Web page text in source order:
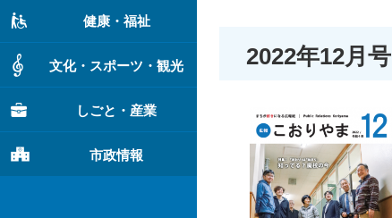
健康・福祉
文化・スポーツ・観光
しごと・産業
市政情報
2022年12月号